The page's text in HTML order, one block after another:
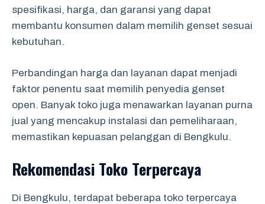
spesifikasi, harga, dan garansi yang dapat
membantu konsumen dalam memilih genset sesuai
kebutuhan.
Perbandingan harga dan layanan dapat menjadi
faktor penentu saat memilih penyedia genset
open. Banyak toko juga menawarkan layanan purna
jual yang mencakup instalasi dan pemeliharaan,
memastikan kepuasan pelanggan di Bengkulu.
Rekomendasi Toko Terpercaya
Di Bengkulu, terdapat beberapa toko terpercaya